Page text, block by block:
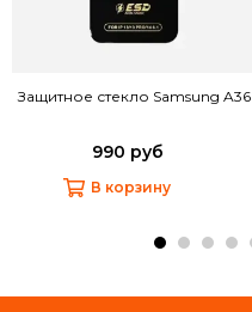
Защитное стекло Samsung A36
990 руб
В корзину